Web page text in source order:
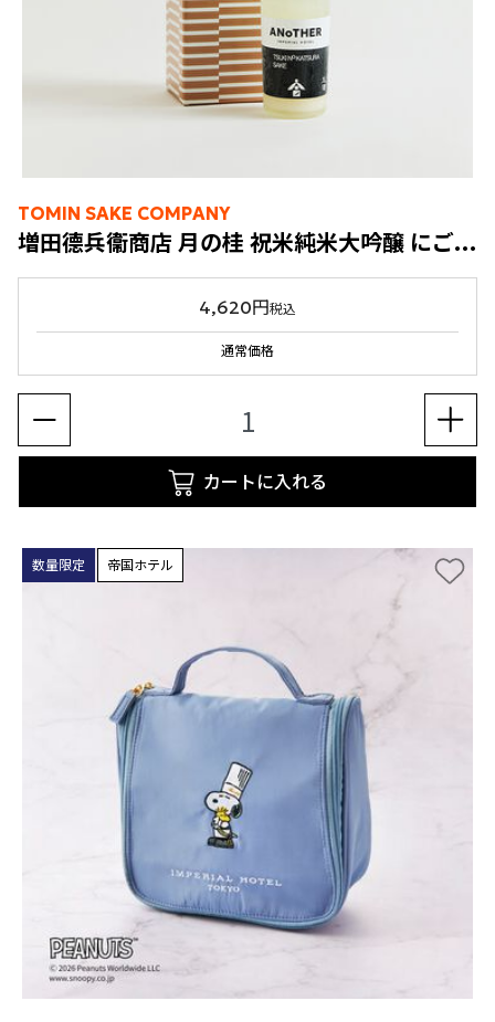
TOMIN SAKE COMPANY
増田德兵衞商店 月の桂 祝米純米大吟醸 にごり酒 200ml
4,620円税込
通常価格
カートに入れる
数量限定 帝国ホテル